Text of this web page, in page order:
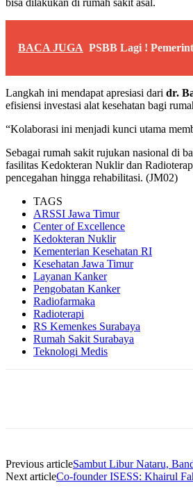
BACA JUGA PSBB Lagi !
Langkah ini mendapat apresiasi dari dr.
efisiensi investasi alat kesehatan bagi
“Kolaborasi ini menjadi kunci utama
Sebagai rumah sakit rujukan nasional di
fasilitas Kedokteran Nuklir dan
pencegahan hingga rehabilitasi. (JM02)
TAGS
ARSSI Jawa Timur
Center of Excellence
Kedokteran Nuklir
Kementerian Kesehatan RI
Kesehatan Jawa Timur
Layanan Kanker
Pengobatan Kanker
Radiofarmaka
Radioterapi
RS Kemenkes Surabaya
Rumah Sakit Surabaya
Teknologi Medis
Previous articleSambut Libur Nataru,
Next articleCo-founder ISESS: Khairul